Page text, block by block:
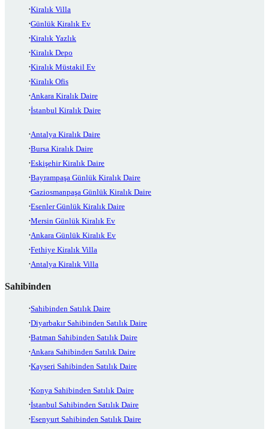
Kiralık Villa
Günlük Kiralık Ev
Kiralık Yazlık
Kiralık Depo
Kiralık Müstakil Ev
Kiralık Ofis
Ankara Kiralık Daire
İstanbul Kiralık Daire
Antalya Kiralık Daire
Bursa Kiralık Daire
Eskişehir Kiralık Daire
Bayrampaşa Günlük Kiralık Daire
Gaziosmanpaşa Günlük Kiralık Daire
Esenler Günlük Kiralık Daire
Mersin Günlük Kiralık Ev
Ankara Günlük Kiralık Ev
Fethiye Kiralık Villa
Antalya Kiralık Villa
Sahibinden
Sahibinden Satılık Daire
Diyarbakır Sahibinden Satılık Daire
Batman Sahibinden Satılık Daire
Ankara Sahibinden Satılık Daire
Kayseri Sahibinden Satılık Daire
Konya Sahibinden Satılık Daire
İstanbul Sahibinden Satılık Daire
Esenyurt Sahibinden Satılık Daire